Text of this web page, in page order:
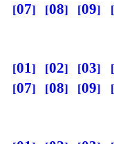
07
08 09
01 02 03
07
08 09